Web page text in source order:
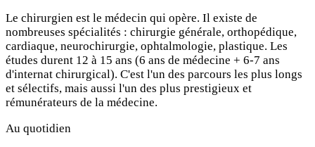
Le chirurgien est le médecin qui opère. Il existe de
nombreuses spécialités : chirurgie générale, orthopédique,
cardiaque, neurochirurgie, ophtalmologie, plastique. Les
études durent 12 à 15 ans (6 ans de médecine + 6-7 ans
d'internat chirurgical). C'est l'un des parcours les plus longs
et sélectifs, mais aussi l'un des plus prestigieux et
rémunérateurs de la médecine.
Au quotidien